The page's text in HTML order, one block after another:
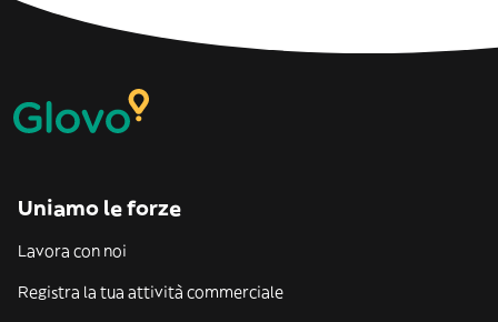
Uniamo le forze
Lavora con noi
Registra la tua attività commerciale